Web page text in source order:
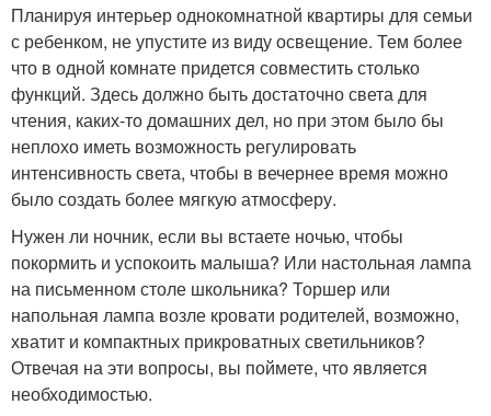
Планируя интерьер однокомнатной квартиры для семьи
с ребенком, не упустите из виду освещение. Тем более
что в одной комнате придется совместить столько
функций. Здесь должно быть достаточно света для
чтения, каких-то домашних дел, но при этом было бы
неплохо иметь возможность регулировать
интенсивность света, чтобы в вечернее время можно
было создать более мягкую атмосферу.
Нужен ли ночник, если вы встаете ночью, чтобы
покормить и успокоить малыша? Или настольная лампа
на письменном столе школьника? Торшер или
напольная лампа возле кровати родителей, возможно,
хватит и компактных прикроватных светильников?
Отвечая на эти вопросы, вы поймете, что является
необходимостью.